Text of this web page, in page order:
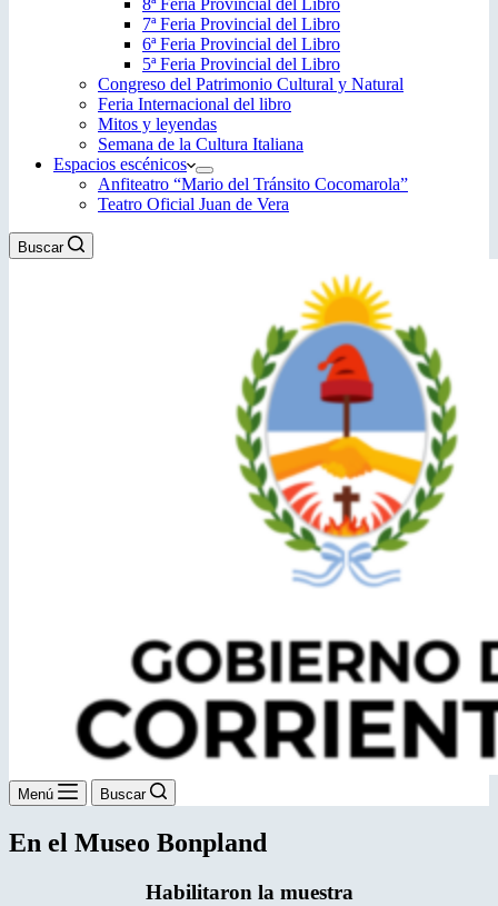
8ª Feria Provincial del Libro
7ª Feria Provincial del Libro
6ª Feria Provincial del Libro
5ª Feria Provincial del Libro
Congreso del Patrimonio Cultural y Natural
Feria Internacional del libro
Mitos y leyendas
Semana de la Cultura Italiana
Espacios escénicos
Anfiteatro “Mario del Tránsito Cocomarola”
Teatro Oficial Juan de Vera
Buscar
Menú Buscar
En el Museo Bonpland
Habilitaron la muestra